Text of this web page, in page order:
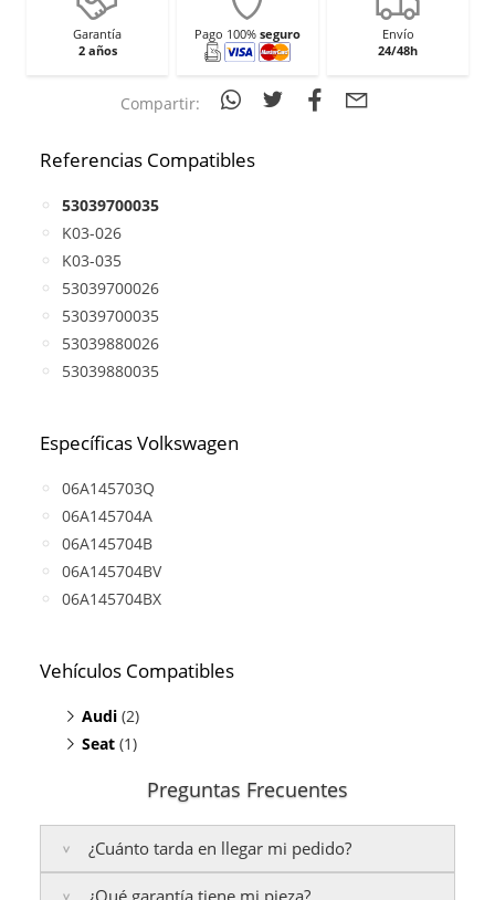
Garantía
2 años
Pago 100% seguro
Envío
24/48h
Compartir:
Referencias Compatibles
53039700035
K03-026
K03-035
53039700026
53039700035
53039880026
53039880035
Específicas Volkswagen
06A145703Q
06A145704A
06A145704B
06A145704BV
06A145704BX
Vehículos Compatibles
Audi (2)
A3 1.8 T
Seat (1)
Preguntas Frecuentes
¿Cuánto tarda en llegar mi pedido?